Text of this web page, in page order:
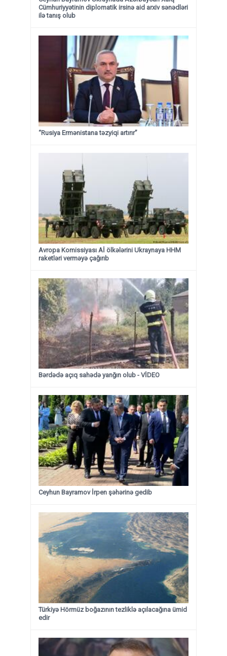
Cümhuriyyətinin diplomatik irsinə aid arxiv sənədləri
ilə tanış olub
“Rusiya Ermənistana təzyiqi artırır”
Avropa Komissiyası Aİ ölkələrini Ukraynaya HHM
raketləri verməyə çağırıb
Bərdədə açıq sahədə yanğın olub - VİDEO
Ceyhun Bayramov İrpen şəhərinə gedib
Türkiyə Hörmüz boğazının tezliklə açılacağına ümid
edir